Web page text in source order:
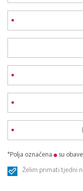
*Polja označena
su
Želim primati tjedni